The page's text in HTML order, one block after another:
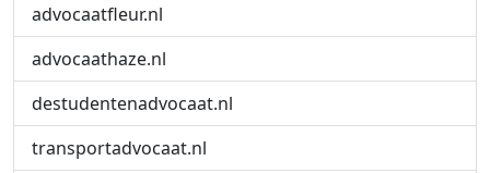
advocaatfleur.nl
advocaathaze.nl
destudentenadvocaat.nl
transportadvocaat.nl